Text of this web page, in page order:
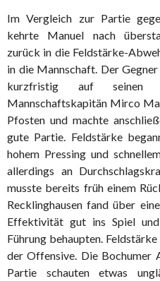
Im Vergleich zur Partie
kehrte Manuel nach
zurück in die Feldstärke-
in die Mannschaft. Der
kurzfristig auf seinen
Mannschaftskapitän Mirco
Pfosten und machte
gute Partie. Feldstärke
hohem Pressing und
allerdings an
musste bereits früh einem
Recklinghausen fand über
Effektivität gut ins Spiel
Führung behaupten.
der Offensive. Die Bochumer
Partie schauten etwas